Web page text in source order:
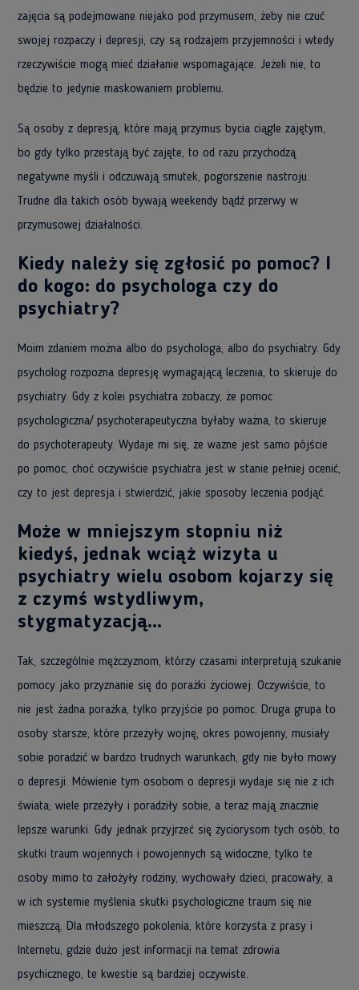
zajęcia są podejmowane niejako pod przymusem, żeby nie czuć
swojej rozpaczy i depresji, czy są rodzajem przyjemności i wtedy
rzeczywiście mogą mieć działanie wspomagające. Jeżeli nie, to
będzie to jedynie maskowaniem problemu.
Są osoby z depresją, które mają przymus bycia ciągle zajętym,
bo gdy tylko przestają być zajęte, to od razu przychodzą
negatywne myśli i odczuwają smutek, pogorszenie nastroju.
Trudne dla takich osób bywają weekendy bądź przerwy w
przymusowej działalności.
Kiedy należy się zgłosić po pomoc? I
do kogo: do psychologa czy do
psychiatry?
Moim zdaniem można albo do psychologa, albo do psychiatry. Gdy
psycholog rozpozna depresję wymagającą leczenia, to skieruje do
psychiatry. Gdy z kolei psychiatra zobaczy, że pomoc
psychologiczna/ psychoterapeutyczna byłaby ważna, to skieruje
do psychoterapeuty. Wydaje mi się, że ważne jest samo pójście
po pomoc, choć oczywiście psychiatra jest w stanie pełniej ocenić,
czy to jest depresja i stwierdzić, jakie sposoby leczenia podjąć.
Może w mniejszym stopniu niż
kiedyś, jednak wciąż wizyta u
psychiatry wielu osobom kojarzy się
z czymś wstydliwym,
stygmatyzacją…
Tak, szczególnie mężczyznom, którzy czasami interpretują szukanie
pomocy jako przyznanie się do porażki życiowej. Oczywiście, to
nie jest żadna porażka, tylko przyjście po pomoc. Druga grupa to
osoby starsze, które przeżyły wojnę, okres powojenny, musiały
sobie poradzić w bardzo trudnych warunkach, gdy nie było mowy
o depresji. Mówienie tym osobom o depresji wydaje się nie z ich
świata; wiele przeżyły i poradziły sobie, a teraz mają znacznie
lepsze warunki. Gdy jednak przyjrzeć się życiorysom tych osób, to
skutki traum wojennych i powojennych są widoczne, tylko te
osoby mimo to założyły rodziny, wychowały dzieci, pracowały, a
w ich systemie myślenia skutki psychologiczne traum się nie
mieszczą. Dla młodszego pokolenia, które korzysta z prasy i
Internetu, gdzie dużo jest informacji na temat zdrowia
psychicznego, te kwestie są bardziej oczywiste.